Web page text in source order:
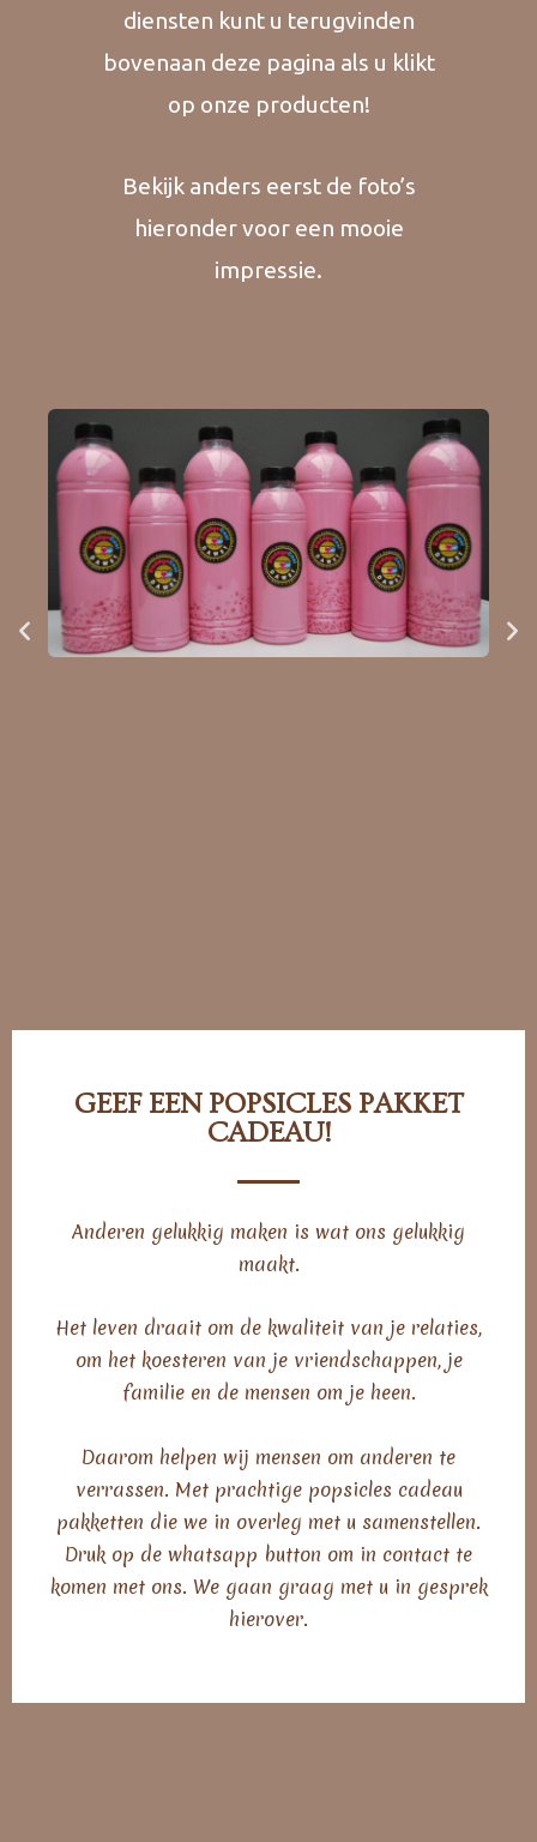
diensten kunt u terugvinden
bovenaan deze pagina als u klikt
op onze producten!
Bekijk anders eerst de foto’s
hieronder voor een mooie
impressie.
GEEF EEN POPSICLES PAKKET
CADEAU!
Anderen gelukkig maken is wat ons gelukkig
maakt.
Het leven draait om de kwaliteit van je relaties,
om het koesteren van je vriendschappen, je
familie en de mensen om je heen.
Daarom helpen wij mensen om anderen te
verrassen. Met prachtige popsicles cadeau
pakketten die we in overleg met u samenstellen.
Druk op de whatsapp button om in contact te
komen met ons. We gaan graag met u in gesprek
hierover.